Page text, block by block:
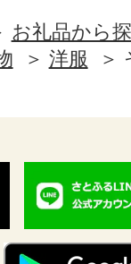
お礼品から
洋服